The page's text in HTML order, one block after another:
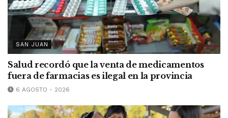
SAN JUAN
Salud recordó que la venta de medicamentos
fuera de farmacias es ilegal en la provincia
6 AGOSTO - 2026